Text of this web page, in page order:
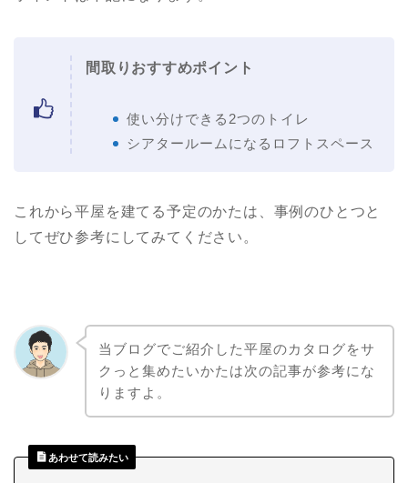
間取りおすすめポイント
使い分けできる2つのトイレ
シアタールームになるロフトスペース
これから平屋を建てる予定のかたは、事例のひとつと
してぜひ参考にしてみてください。
当ブログでご紹介した平屋のカタログをサ
クっと集めたいかたは次の記事が参考にな
りますよ。
あわせて読みたい